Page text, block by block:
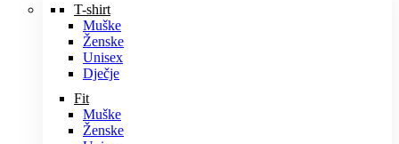
T-shirt
Muške
Ženske
Unisex
Dječje
Fit
Muške
Ženske